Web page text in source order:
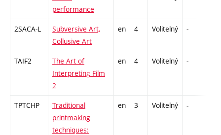
performance
2SACA-L
Subversive Art,
Collusive Art
en 4 Volitelný -
TAIF2
The Art of
Interpreting Film
2
en 4 Volitelný -
TPTCHP
Traditional
printmaking
techniques:
en 3 Volitelný -